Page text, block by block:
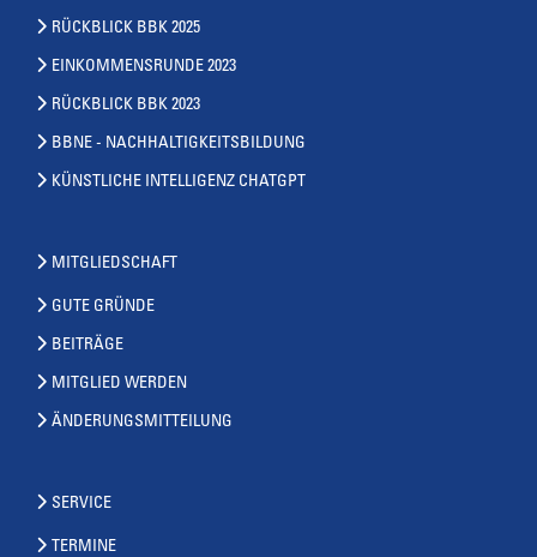
RÜCKBLICK BBK 2025
EINKOMMENSRUNDE 2023
RÜCKBLICK BBK 2023
BBNE - NACHHALTIGKEITSBILDUNG
KÜNSTLICHE INTELLIGENZ CHATGPT
MITGLIEDSCHAFT
GUTE GRÜNDE
BEITRÄGE
MITGLIED WERDEN
ÄNDERUNGSMITTEILUNG
SERVICE
TERMINE